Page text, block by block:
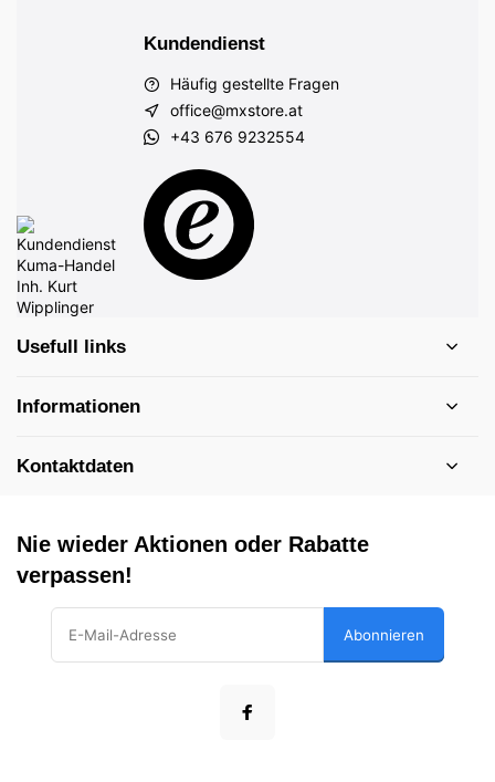
Kundendienst
Häufig gestellte Fragen
office@mxstore.at
+43 676 9232554
Usefull links
Informationen
Kontaktdaten
Nie wieder Aktionen oder Rabatte
verpassen!
Abonnieren